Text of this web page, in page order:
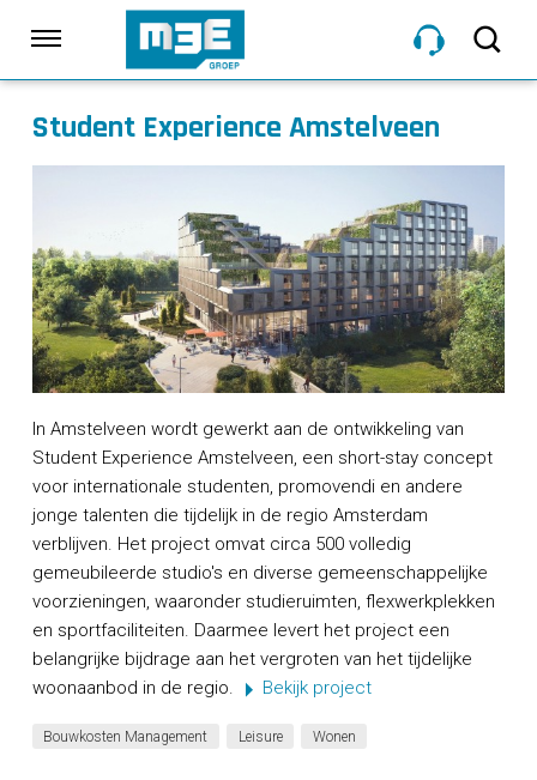
links
naar
naar
navigatie
HOME
PROJECTEN
OVER M3E
NIEUWS
CONTACT
Student Experience Amstelveen
In Amstelveen wordt gewerkt aan de ontwikkeling van
Student Experience Amstelveen, een short-stay concept
voor internationale studenten, promovendi en andere
jonge talenten die tijdelijk in de regio Amsterdam
verblijven. Het project omvat circa 500 volledig
gemeubileerde studio's en diverse gemeenschappelijke
voorzieningen, waaronder studieruimten, flexwerkplekken
en sportfaciliteiten. Daarmee levert het project een
belangrijke bijdrage aan het vergroten van het tijdelijke
woonaanbod in de regio.
Bekijk project
Bouwkosten Management Leisure Wonen